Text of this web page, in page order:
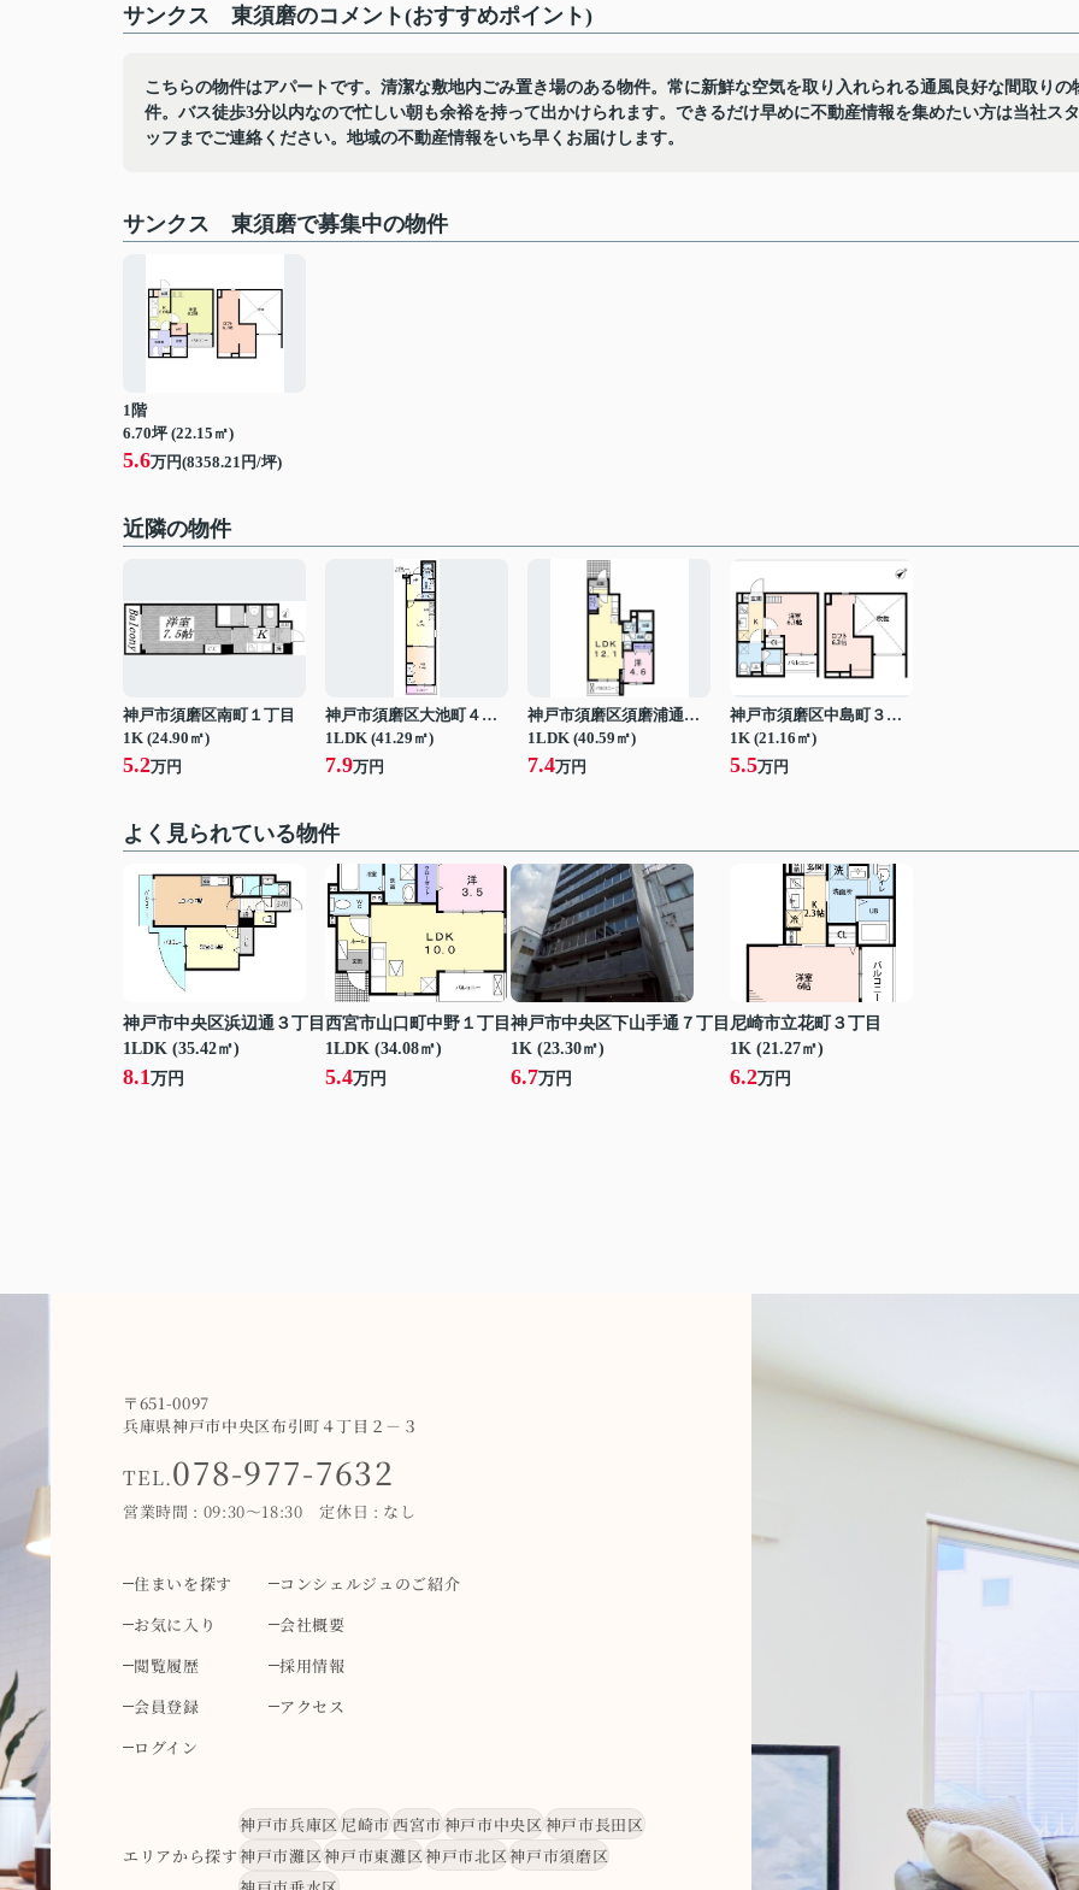
サンクス 東須磨のコメント(おすすめポイント)
こちらの物件はアパートです。清潔な敷地内ごみ置き場のある物件。常に新鮮な空気を取り入れられる通風良好な間取りの
件。バス徒歩3分以内なので忙しい朝も余裕を持って出かけられます。できるだけ早めに不動産情報を集めたい方は当社スタ
ッフまでご連絡ください。地域の不動産情報をいち早くお届けします。
サンクス 東須磨で募集中の物件
1階
6.70坪 (22.15㎡)
5.6万円(8358.21円/坪)
近隣の物件
神戸市須磨区南町１丁目
1K (24.90㎡)
5.2万円
神戸市須磨区大池町４丁目
1LDK (41.29㎡)
7.9万円
神戸市須磨区須磨浦通５丁目
1LDK (40.59㎡)
7.4万円
神戸市須磨区中島町３丁目
1K (21.16㎡)
5.5万円
よく見られている物件
神戸市中央区浜辺通３丁目
1LDK (35.42㎡)
8.1万円
西宮市山口町中野１丁目
1LDK (34.08㎡)
5.4万円
神戸市中央区下山手通７丁目
1K (23.30㎡)
6.7万円
尼崎市立花町３丁目
1K (21.27㎡)
6.2万円
〒651-0097
兵庫県神戸市中央区布引町４丁目２－３
TEL.078-977-7632
営業時間 : 09:30～18:30 定休日 : なし
住まいを探す
コンシェルジュのご紹介
お気に入り
会社概要
閲覧履歴
採用情報
会員登録
アクセス
ログイン
エリアから探す
神戸市兵庫区 尼崎市 西宮市 神戸市中央区神戸市長田区
神戸市灘区神戸市東灘区神戸市北区神戸市須磨区